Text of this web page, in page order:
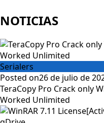
NOTICIAS
Serialers
Posted on26 de julio de
TeraCopy Pro Crack only
Worked Unlimited